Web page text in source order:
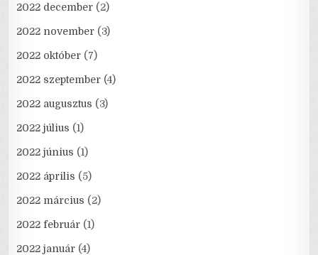
2022 december (2)
2022 november (3)
2022 október (7)
2022 szeptember (4)
2022 augusztus (3)
2022 július (1)
2022 június (1)
2022 április (5)
2022 március (2)
2022 február (1)
2022 január (4)